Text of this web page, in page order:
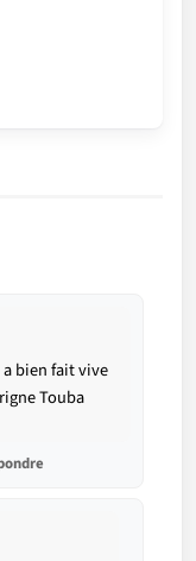
a bien fait vive
Touba